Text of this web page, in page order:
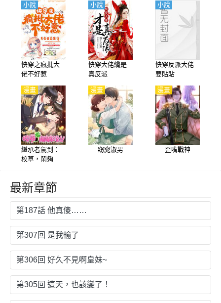
（4K）
4季【日語】
快穿之瘋批大
佬不好惹
小說
快穿大佬纔是
真反派
小說
快穿反派大佬
要貼貼
小說
繼承者駕到：
校草，鬧夠
漫畫
窈窕淑男
漫畫
歪嘴戰神
漫畫
最新章節
第187話 他真傻……
第307回 是我輸了
第306回 好久不見啊皇妹~
第305回 這天，也該變了！